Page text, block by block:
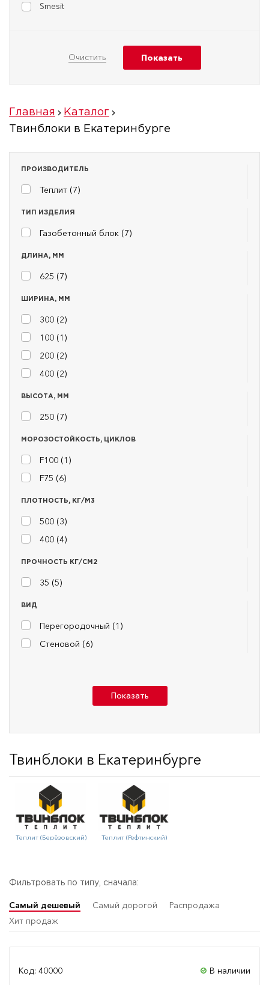
Smesit
Главная
Каталог
Твинблоки в Екатеринбурге
ПРОИЗВОДИТЕЛЬ
Теплит (7)
ТИП ИЗДЕЛИЯ
Газобетонный блок (7)
ДЛИНА, ММ
625 (7)
ШИРИНА, ММ
300 (2)
100 (1 )
200 (2)
400 (2)
ВЫСОТА, ММ
250 (7)
МОРОЗОСТОЙКОСТЬ, ЦИКЛОВ
F100 (1 )
F75 (6)
ПЛОТНОСТЬ, КГ/М3
500 (3)
400 (4)
ПРОЧНОСТЬ КГ/СМ2
35 (5)
ВИД
Перегородочный (1 )
Стеновой (6)
Показать
Твинблоки в Екатеринбурге
Теплит (Берёзовский) Теплит (Рефтинский)
Фильтровать по типу, сначала:
Самый дешевый Самый дорогой
Распродажа
Хит продаж
Код: 40000 В наличии